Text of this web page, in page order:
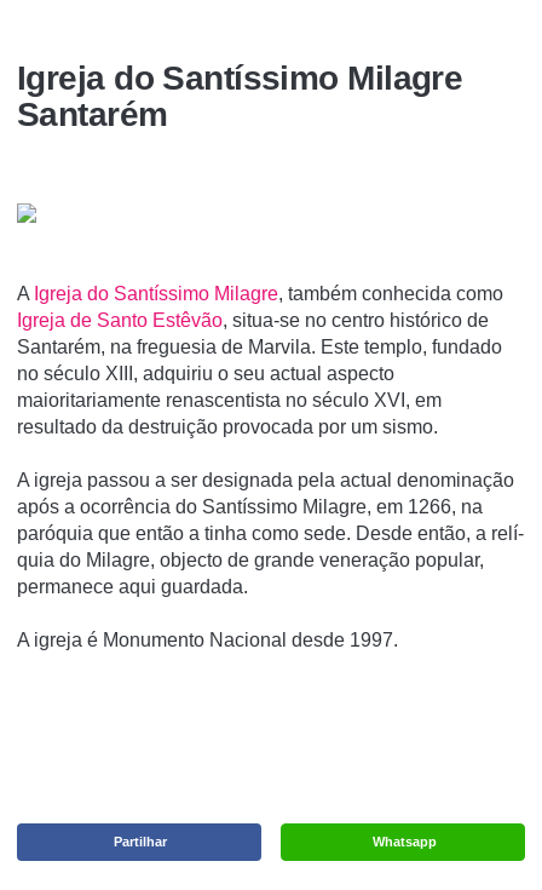
Igreja do Santí­ssimo Milagre
Santarém
A Igreja do Santí­ssimo Milagre, também conhecida como
Igreja de Santo Estêvão, situa-se no centro histórico de
Santarém, na freguesia de Marvila. Este templo, fundado
no século XIII, adquiriu o seu actual aspecto
maioritariamente renascentista no século XVI, em
resultado da destruição provocada por um sismo.
A igreja passou a ser designada pela actual denominação
após a ocorrência do Santí­ssimo Milagre, em 1266, na
paróquia que então a tinha como sede. Desde então, a relí­
quia do Milagre, objecto de grande veneração popular,
permanece aqui guardada.
A igreja é Monumento Nacional desde 1997.
Whatsapp
Partilhar